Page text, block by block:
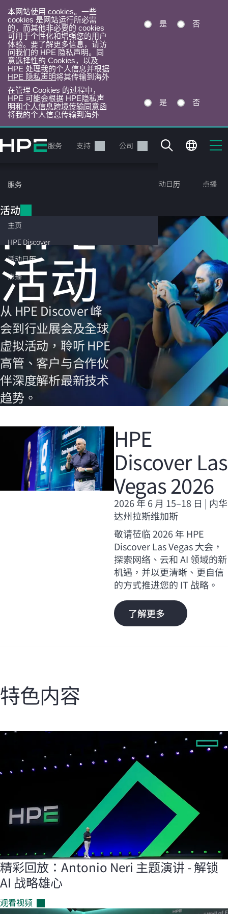
本网站使用 cookies。一些
cookies 是网站运行所必需
的，而其他非必要的 cookies
可用于个性化和增强您的用户
体验。要了解更多信息，请访
问我们的 HPE 隐私声明。同
意选择性的 Cookies，以及
HPE 处理我的个人信息并根据
HPE 隐私声明将其传输到海外
是 否
在管理 Cookies 的过程中，
HPE 可能会根据 HPE隐私声
明和个人信息跨境传输同意函
将我的个人信息传输到海外
是 否
转
到
目
录
产品 服务 支持 公司
服务
您的购物车目前是空的
前往 HPE 商店浏览、配置和订购。
立即购买
活动 活动日历 点播
主页
HPE Discover
活动日历
点播
活动
HPE
活动
从 HPE Discover 峰
会到行业展会及全球
虚拟活动，聆听 HPE
高管、客户与合作伙
伴深度解析最新技术
趋势。
HPE
Discover Las
Vegas 2026
2026 年 6 月 15–18 日 | 内华
达州拉斯维加斯
敬请莅临 2026 年 HPE
Discover Las Vegas 大会，
探索网络、云和 AI 领域的新
机遇，并以更清晰、更自信
的方式推进您的 IT 战略。
了解更多
特色内容
精彩回放：Antonio Neri 主题演讲 - 解锁
AI 战略雄心
观看视频